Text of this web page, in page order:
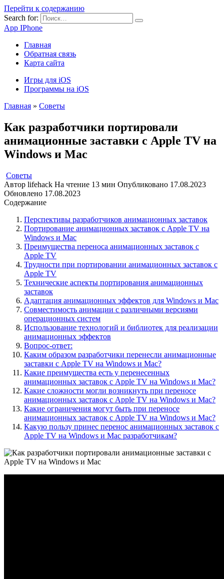
Перейти к содержанию
Search for:
App IPhone
Главная
Обратная связь
Карта сайта
Игры для iOS
Программы на iOS
Главная » Советы
Как разработчики портировали
анимационные заставки с Apple TV на
Windows и Mac
Советы
Автор lifehack На чтение 13 мин Опубликовано 17.08.2023
Обновлено 17.08.2023
Содержание
Перспективы разработчиков анимационных заставок
Портирование анимационных заставок с Apple TV на
Windows и Mac
Преимущества переноса анимационных заставок с
Apple TV
Трудности при портировании анимационных заставок с
Apple TV
Технические аспекты портирования анимационных
заставок
Адаптация анимационных эффектов для Windows и Mac
Совместимость анимации с различными версиями
операционных систем
Использование технологий и библиотек для реализации
анимационных эффектов
Вопрос-ответ:
Каким образом разработчики перенесли анимационные
заставки с Apple TV на Windows и Mac?
Какие преимущества есть у перенесенных
анимационных заставок с Apple TV на Windows и Mac?
Какие сложности могли возникнуть при переносе
анимационных заставок с Apple TV на Windows и Mac?
Какие ограничения могут быть при переносе
анимационных заставок с Apple TV на Windows и Mac?
Какую пользу принес перенос анимационных заставок с
Apple TV на Windows и Mac разработчикам?